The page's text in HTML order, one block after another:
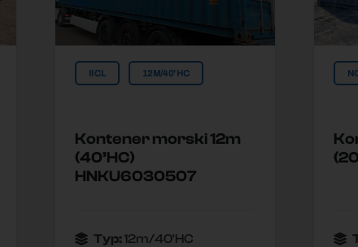
IICL 12M/40'HC
Kontener morski 12m
(40’HC)
HNKU6030507
Typ:12m/40'HC